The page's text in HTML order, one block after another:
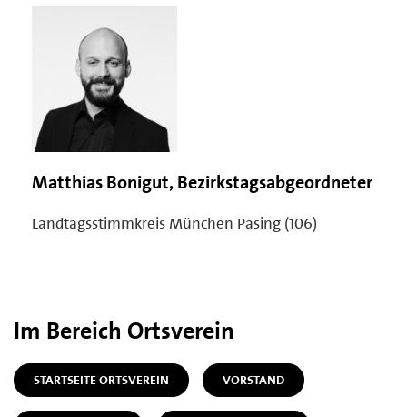
Matthias Bonigut, Bezirkstagsabgeordneter
Landtagsstimmkreis München Pasing (106)
Im Bereich Ortsverein
STARTSEITE ORTSVEREIN VORSTAND